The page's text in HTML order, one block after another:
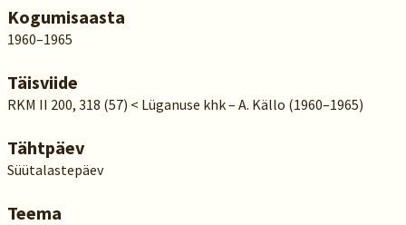
Kogumisaasta
1960–1965
Täisviide
RKM II 200, 318 (57) < Lüganuse khk – A. Källo (1960–1965)
Tähtpäev
Süütalastepäev
Teema